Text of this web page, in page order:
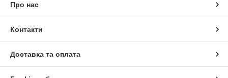
Про нас
Контакти
Доставка та оплата